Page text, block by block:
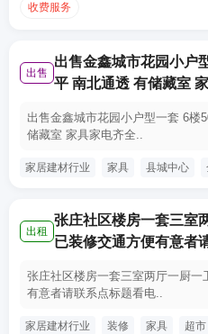
收费服务
出售
出售金鑫城市花园小户
平 南北通透 有储藏室
出售金鑫城市花园小户型一套 6楼
储藏室 家具家电齐全..
家居建材行业 家具 县城中心
出租
张庄社区楼房一套三室
已装修交通方便有意者
张庄社区楼房一套三室两厅一厨
有意者请联系点标题看电..
家居建材行业 装修 家具 超市